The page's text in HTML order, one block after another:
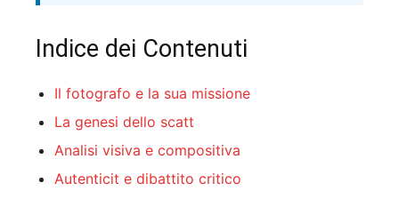
Indice dei Contenuti
Il fotografo e la sua missione
La genesi dello scatt
Analisi visiva e compositiva
Autenticit e dibattito critico